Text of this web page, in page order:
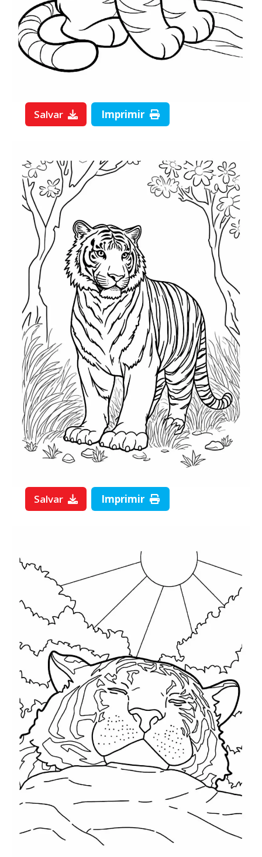
Salvar Imprimir
Salvar Imprimir